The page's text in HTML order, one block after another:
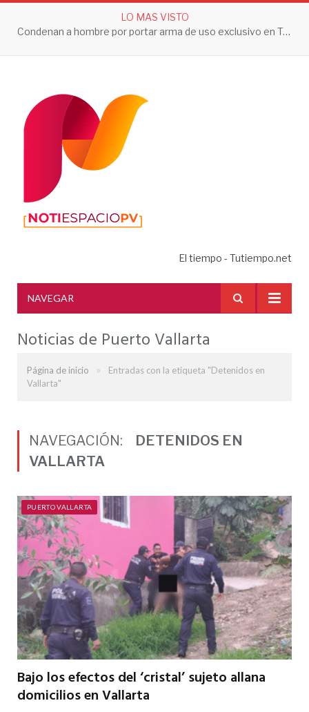
LO MAS VISTO
Condenan a hombre por portar arma de uso exclusivo en Tepic
El tiempo - Tutiempo.net
NAVEGAR
Noticias de Puerto Vallarta
Página de inicio »
Entradas con la etiqueta "Detenidos en
Vallarta"
NAVEGACIÓN:
DETENIDOS EN
VALLARTA
PUERTO VALLARTA
Bajo los efectos del ‘cristal’ sujeto allana
domicilios en Vallarta